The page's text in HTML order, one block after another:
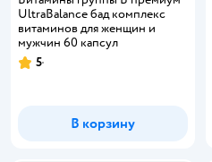
UltraBalance бад комплекс
витаминов для женщин и
мужчин 60 капсул
Рейтинг:
5
В корзину